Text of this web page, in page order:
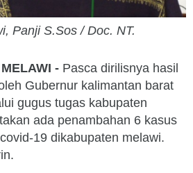
Panji S.Sos / Doc. NT.
- Pasca dirilisnya hasil
Gubernur kalimantan barat
gugus tugas kabupaten
ada penambahan 6 kasus
19 dikabupaten melawi.